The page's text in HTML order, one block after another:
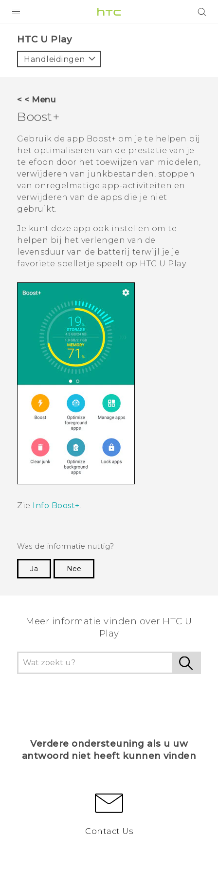
VIVE
HTC Club
SUPPORT
HTC-apparaten & -accessoires
VIVERSE
Aanmelden
HTC U Play‎
Handleidingen
< < Menu
Boost+
Gebruik de app Boost+ om je te helpen bij
het optimaliseren van de prestatie van je
telefoon door het toewijzen van middelen,
verwijderen van junkbestanden, stoppen
van onregelmatige app-activiteiten en
verwijderen van de apps die je niet
gebruikt.
Je kunt deze app ook instellen om te
helpen bij het verlengen van de
levensduur van de batterij terwijl je je
favoriete spelletje speelt op HTC U Play.
Zie Info Boost+.
Was de informatie nuttig?
Ja
Nee
Meer informatie vinden over HTC U
Play
Verdere ondersteuning als u uw
antwoord niet heeft kunnen vinden
Contact Us